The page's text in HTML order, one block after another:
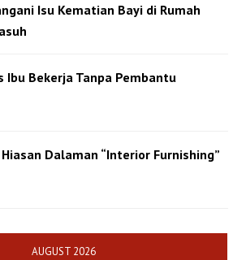
Isu Kematian Bayi di Rumah
Ibu Bekerja Tanpa Pembantu
Hiasan Dalaman “Interior Furnishing”
AUGUST 2026